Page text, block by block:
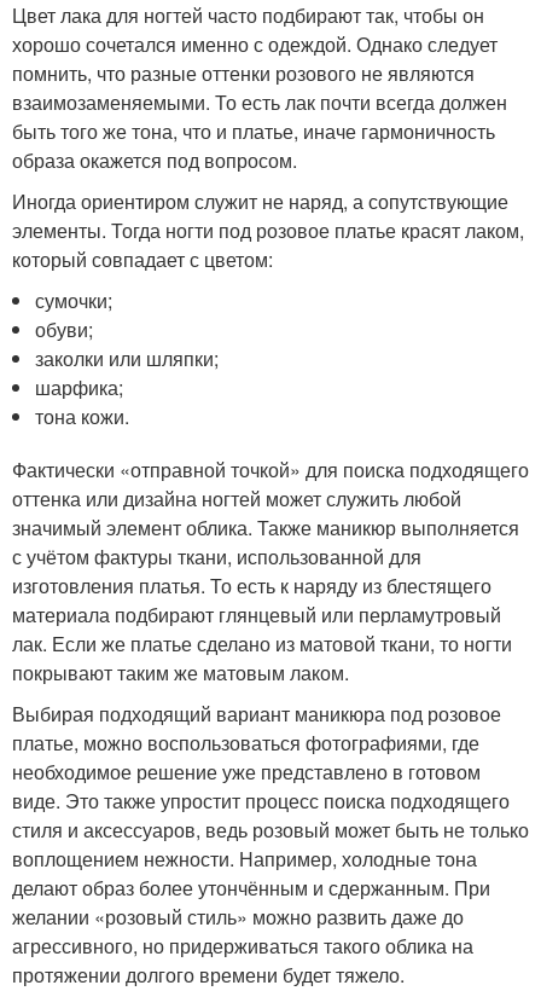
Цвет лака для ногтей часто подбирают так, чтобы он
хорошо сочетался именно с одеждой. Однако следует
помнить, что разные оттенки розового не являются
взаимозаменяемыми. То есть лак почти всегда должен
быть того же тона, что и платье, иначе гармоничность
образа окажется под вопросом.
Иногда ориентиром служит не наряд, а сопутствующие
элементы. Тогда ногти под розовое платье красят лаком,
который совпадает с цветом:
сумочки;
обуви;
заколки или шляпки;
шарфика;
тона кожи.
Фактически «отправной точкой» для поиска подходящего
оттенка или дизайна ногтей может служить любой
значимый элемент облика. Также маникюр выполняется
с учётом фактуры ткани, использованной для
изготовления платья. То есть к наряду из блестящего
материала подбирают глянцевый или перламутровый
лак. Если же платье сделано из матовой ткани, то ногти
покрывают таким же матовым лаком.
Выбирая подходящий вариант маникюра под розовое
платье, можно воспользоваться фотографиями, где
необходимое решение уже представлено в готовом
виде. Это также упростит процесс поиска подходящего
стиля и аксессуаров, ведь розовый может быть не только
воплощением нежности. Например, холодные тона
делают образ более утончённым и сдержанным. При
желании «розовый стиль» можно развить даже до
агрессивного, но придерживаться такого облика на
протяжении долгого времени будет тяжело.